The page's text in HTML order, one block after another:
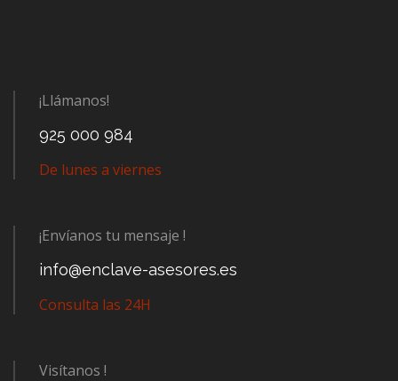
¡Llámanos!
925 000 984
De lunes a viernes
¡Envíanos tu mensaje !
info@enclave-asesores.es
Consulta las 24H
Visítanos !